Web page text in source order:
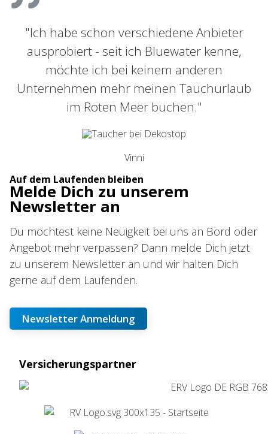
"Ich habe schon verschiedene Anbieter
ausprobiert - seit ich Bluewater kenne,
möchte ich bei keinem anderen
Unternehmen mehr meinen Tauchurlaub
im Roten Meer buchen."​
Vinni
Auf dem Laufenden bleiben
Melde Dich zu unserem
Newsletter an
Du möchtest keine Neuigkeit bei uns an Bord oder
Angebot mehr verpassen? Dann melde Dich jetzt
zu unserem Newsletter an und wir halten Dich
gerne auf dem Laufenden.
Newsletter Anmeldung
Versicherungspartner